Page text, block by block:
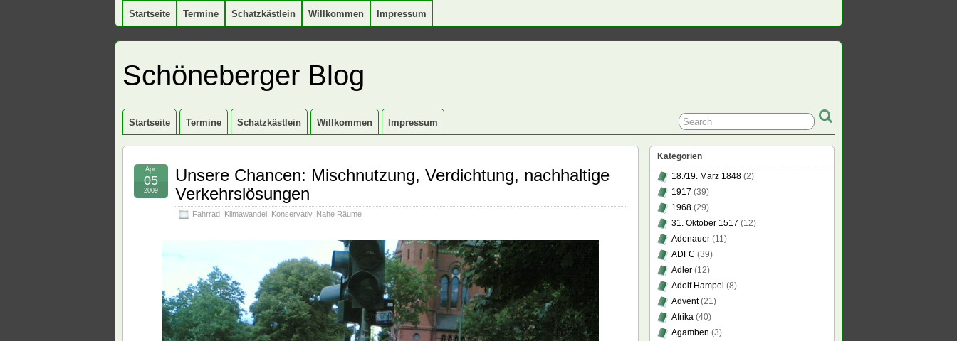
Startseite Termine Schatzkästlein Willkommen Impressum
Schöneberger Blog
Startseite Termine Schatzkästlein Willkommen Impressum
Unsere Chancen: Mischnutzung, Verdichtung, nachhaltige
Verkehrslösungen
Fahrrad Klimawandel Konservativ, Nahe Räume
Apr.
05
2009
Kategorien
18./19. März 1848 (2)
1917 (39)
1968 (29)
31. Oktober 1517 (12)
Adenauer (11)
ADFC (39)
Adler (12)
Adolf Hampel (8)
Advent(21)
Afrika (40)
Agamben (3)